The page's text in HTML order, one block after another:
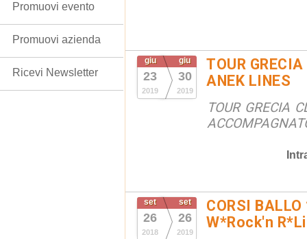
giu
23
2019
giu
30
2019
TOUR
ANEK LINES
TOUR GRECIA
set
26
2018
set
26
2019
CORSI
W*Rock'n
Promuovi evento
Promuovi azienda
Ricevi Newsletter